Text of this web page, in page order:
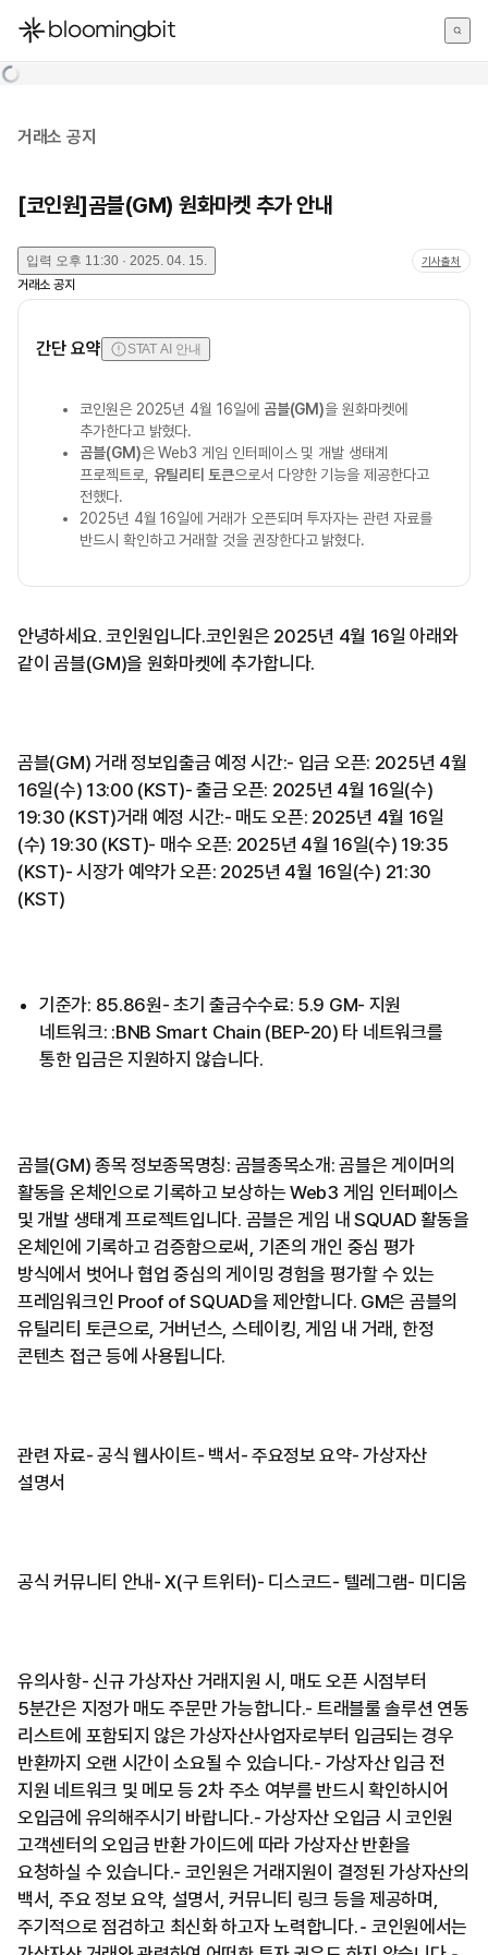
한국어
거래소 공지
[코인원]곰블(GM) 원화마켓 추가 안내
입력 오후 11:30 · 2025. 04. 15. 기사출처
거래소 공지
간단 요약 STAT AI 안내
코인원은 2025년 4월 16일에 곰블(GM)을 원화마켓에
추가한다고 밝혔다.
곰블(GM)은 Web3 게임 인터페이스 및 개발 생태계
프로젝트로, 유틸리티 토큰으로서 다양한 기능을 제공한다고
전했다.
2025년 4월 16일에 거래가 오픈되며 투자자는 관련 자료를
반드시 확인하고 거래할 것을 권장한다고 밝혔다.
안녕하세요. 코인원입니다.코인원은 2025년 4월 16일 아래와
같이 곰블(GM)을 원화마켓에 추가합니다.
곰블(GM) 거래 정보입출금 예정 시간:- 입금 오픈: 2025년 4월
16일(수) 13:00 (KST)- 출금 오픈: 2025년 4월 16일(수)
19:30 (KST)거래 예정 시간:- 매도 오픈: 2025년 4월 16일
(수) 19:30 (KST)- 매수 오픈: 2025년 4월 16일(수) 19:35
(KST)- 시장가 예약가 오픈: 2025년 4월 16일(수) 21:30
(KST)
기준가: 85.86원- 초기 출금수수료: 5.9 GM- 지원
네트워크: :BNB Smart Chain (BEP-20) 타 네트워크를
통한 입금은 지원하지 않습니다.
곰블(GM) 종목 정보종목명칭: 곰블종목소개: 곰블은 게이머의
활동을 온체인으로 기록하고 보상하는 Web3 게임 인터페이스
및 개발 생태계 프로젝트입니다. 곰블은 게임 내 SQUAD 활동을
온체인에 기록하고 검증함으로써, 기존의 개인 중심 평가
방식에서 벗어나 협업 중심의 게이밍 경험을 평가할 수 있는
프레임워크인 Proof of SQUAD을 제안합니다. GM은 곰블의
유틸리티 토큰으로, 거버넌스, 스테이킹, 게임 내 거래, 한정
콘텐츠 접근 등에 사용됩니다.
관련 자료- 공식 웹사이트- 백서- 주요정보 요약- 가상자산
설명서
공식 커뮤니티 안내- X(구 트위터)- 디스코드- 텔레그램- 미디움
유의사항- 신규 가상자산 거래지원 시, 매도 오픈 시점부터
5분간은 지정가 매도 주문만 가능합니다.- 트래블룰 솔루션 연동
리스트에 포함되지 않은 가상자산사업자로부터 입금되는 경우
반환까지 오랜 시간이 소요될 수 있습니다.- 가상자산 입금 전
지원 네트워크 및 메모 등 2차 주소 여부를 반드시 확인하시어
오입금에 유의해주시기 바랍니다.- 가상자산 오입금 시 코인원
고객센터의 오입금 반환 가이드에 따라 가상자산 반환을
요청하실 수 있습니다.- 코인원은 거래지원이 결정된 가상자산의
백서, 주요 정보 요약, 설명서, 커뮤니티 링크 등을 제공하며,
주기적으로 점검하고 최신화 하고자 노력합니다.⁃ 코인원에서는